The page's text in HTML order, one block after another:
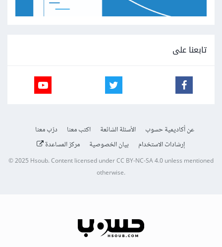
تابعنا على
عن أكاديمية حسوب الأسئلة الشائعة اكتب معنا
درّب معنا
إرشادات الاستخدام
بيان الخصوصية مركز المساعدة
© 2025Hsoub.Content licensed underCC BY-NC-SA 4.0unless mentioned
otherwise.